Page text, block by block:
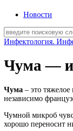
Новости
Инфектология.
Чума —
Чума – это
независимо
Чумной микроб
хорошо переносит